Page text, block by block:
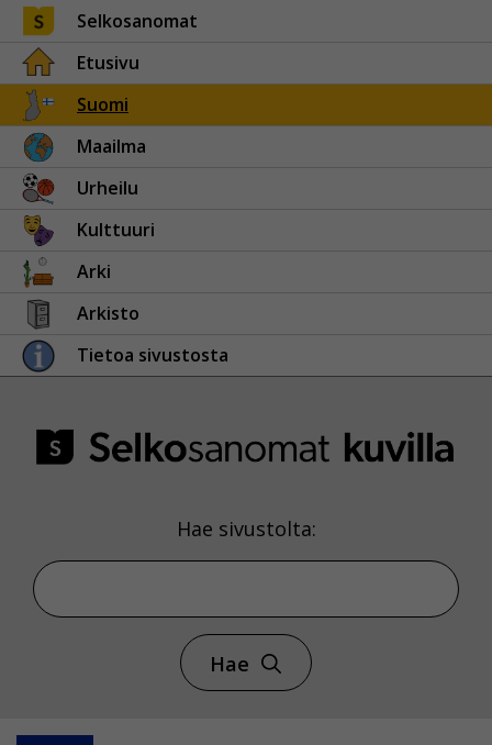
Selkosanomat
Etusivu
Suomi
Maailma
Urheilu
Kulttuuri
Arki
Arkisto
Tietoa sivustosta
Hae sivustolta:
Hae